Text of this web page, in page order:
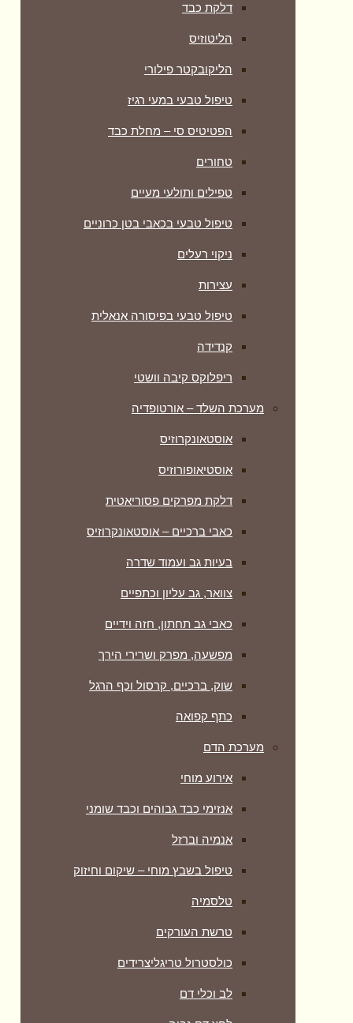
דלקת כבד
הליטוזיס
הליקובקטר פילורי
טיפול טבעי במעי רגיז
הפטיטיס סי – מחלת כבד
טחורים
טפילים ותולעי מעיים
טיפול טבעי בכאבי בטן כרוניים
ניקוי רעלים
עצירות
טיפול טבעי בפיסורה אנאלית
קנדידה
ריפלוקס קיבה וושטי
מערכת השלד – אורטופדיה
אוסטאונקרוזיס
אוסטיאופורוזיס
דלקת מפרקים פסוריאטית
כאבי ברכיים – אוסטאונקרוזיס
בעיות גב ועמוד שדרה
צוואר, גב עליון וכתפיים
כאבי גב תחתון, חזה וידיים
מפשעה, מפרק ושרירי הירך
שוק, ברכיים, קרסול וכף הרגל
כתף קפואה
מערכת הדם
אירוע מוחי
אנזימי כבד גבוהים וכבד שומני
אנמיה וברזל
טיפול בשבץ מוחי – שיקום וחיזוק
טלסמיה
טרשת העורקים
כולסטרול טריגליצרידים
לב וכלי דם